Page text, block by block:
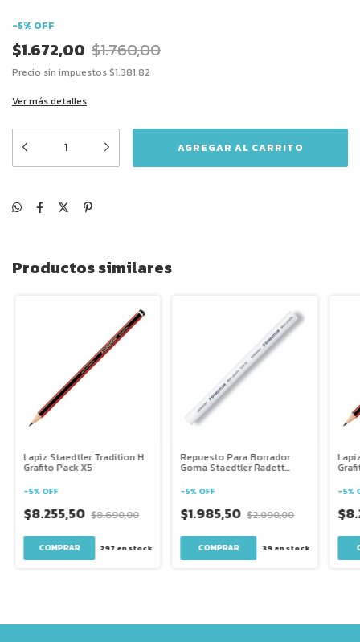
-5% OFF
$1.672,00 $1.760,00
Precio sin impuestos$1.381,82
Ver más detalles
Productos similares
Lapiz Staedtler Tradition H
Grafito Pack X5
-5% OFF
$8.255,50 $8.690,00
297 en stock
Repuesto Para Borrador
Goma Staedtler Radett
-5% OFF
$1.985,50 $2.090,00
39 en stock
-5%